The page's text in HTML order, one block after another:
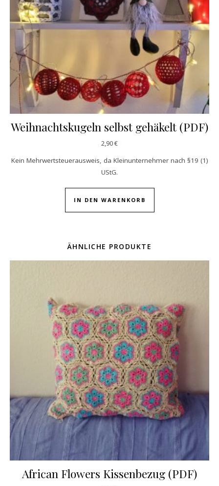
Weihnachtskugeln selbst gehäkelt (PDF)
2,90€
Kein Mehrwertsteuerausweis, da Kleinunternehmer nach §19 (1)
UStG.
IN DEN WARENKORB
ÄHNLICHE PRODUKTE
African Flowers Kissenbezug (PDF)